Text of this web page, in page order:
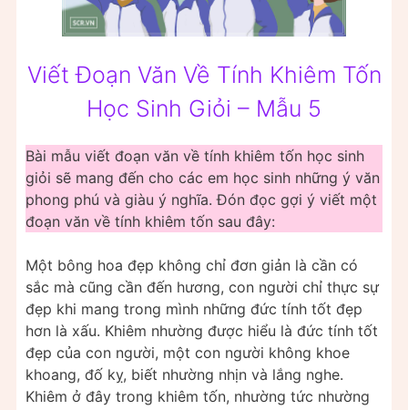
Viết Đoạn Văn Về Tính Khiêm Tốn
Học Sinh Giỏi – Mẫu 5
Bài mẫu viết đoạn văn về tính khiêm tốn học sinh
giỏi sẽ mang đến cho các em học sinh những ý văn
phong phú và giàu ý nghĩa. Đón đọc gợi ý viết một
đoạn văn về tính khiêm tốn sau đây:
Một bông hoa đẹp không chỉ đơn giản là cần có
sắc mà cũng cần đến hương, con người chỉ thực sự
đẹp khi mang trong mình những đức tính tốt đẹp
hơn là xấu. Khiêm nhường được hiểu là đức tính tốt
đẹp của con người, một con người không khoe
khoang, đố kỵ, biết nhường nhịn và lắng nghe.
Khiêm ở đây trong khiêm tốn, nhường tức nhường